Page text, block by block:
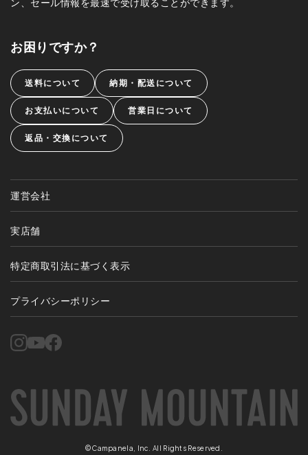
お困りですか？
送料について 納期・配送について
お支払いについて 営業日について
返品・交換について
運営会社
実店舗
特定商取引法に基づく表示
プライバシーポリシー
©Campanela, Inc. All Rights Reserved.